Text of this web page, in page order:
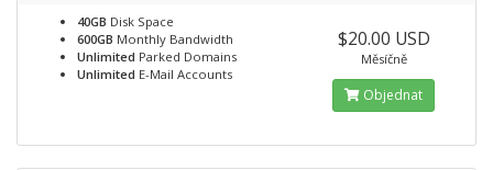
40GB Disk Space
600GB Monthly Bandwidth
Unlimited Parked Domains
Unlimited E-Mail Accounts
$20.00 USD
Měsíčně
Objednat